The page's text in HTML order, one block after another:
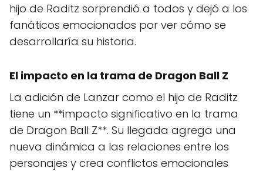
hijo de Raditz sorprendió a todos y dejó a los
fanáticos emocionados por ver cómo se
desarrollaría su historia.
El impacto en la trama de Dragon Ball Z
La adición de Lanzar como el hijo de Raditz
tiene un **impacto significativo en la trama
de Dragon Ball Z**. Su llegada agrega una
nueva dinámica a las relaciones entre los
personajes y crea conflictos emocionales